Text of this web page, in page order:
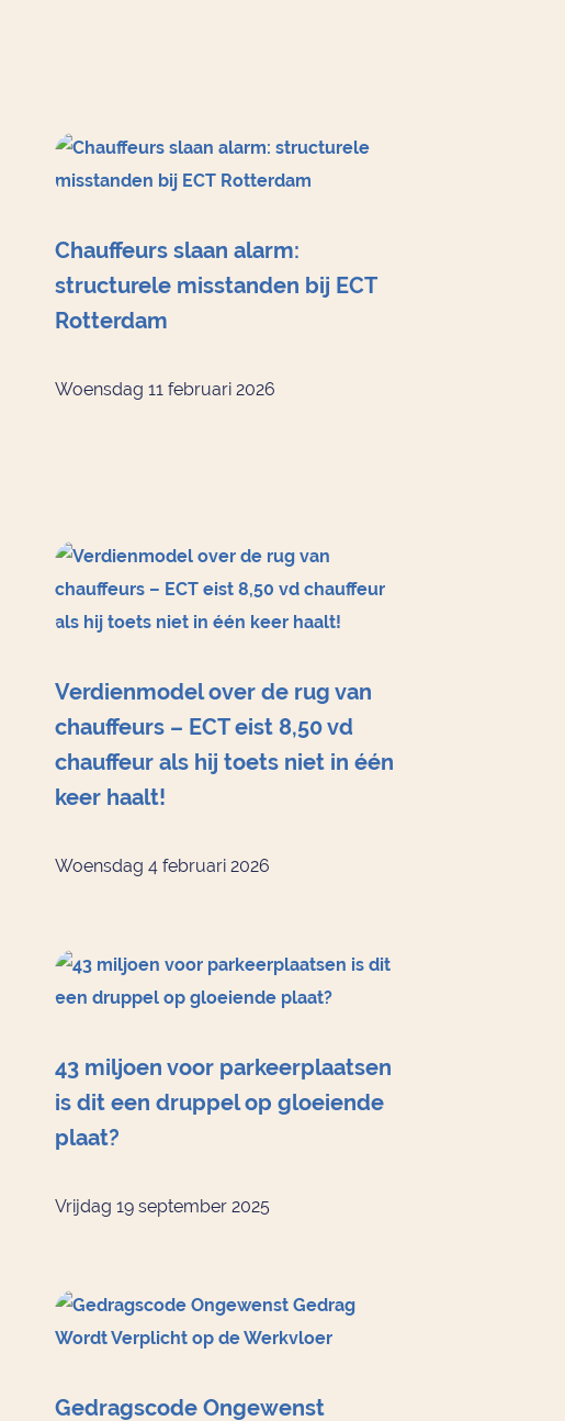
Chauffeurs slaan alarm:
structurele misstanden bij ECT
Rotterdam
Woensdag 11 februari 2026
Verdienmodel over de rug van
chauffeurs – ECT eist 8,50 vd
chauffeur als hij toets niet in één
keer haalt!
Woensdag 4 februari 2026
43 miljoen voor parkeerplaatsen
is dit een druppel op gloeiende
plaat?
Vrijdag 19 september 2025
Gedragscode Ongewenst